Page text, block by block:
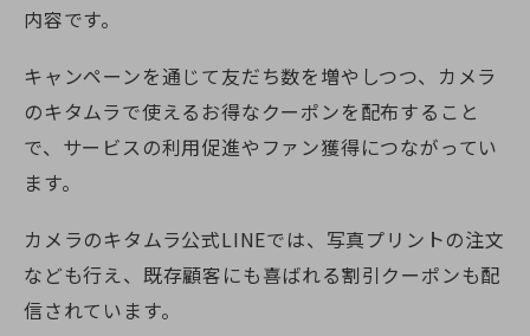
内容です。
キャンペーンを通じて友だち数を増やしつつ、カメラ
のキタムラで使えるお得なクーポンを配布すること
で、サービスの利用促進やファン獲得につながってい
ます。
カメラのキタムラ公式LINEでは、写真プリントの注文
なども行え、既存顧客にも喜ばれる割引クーポンも配
信されています。